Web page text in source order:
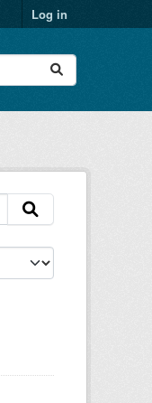
Log in